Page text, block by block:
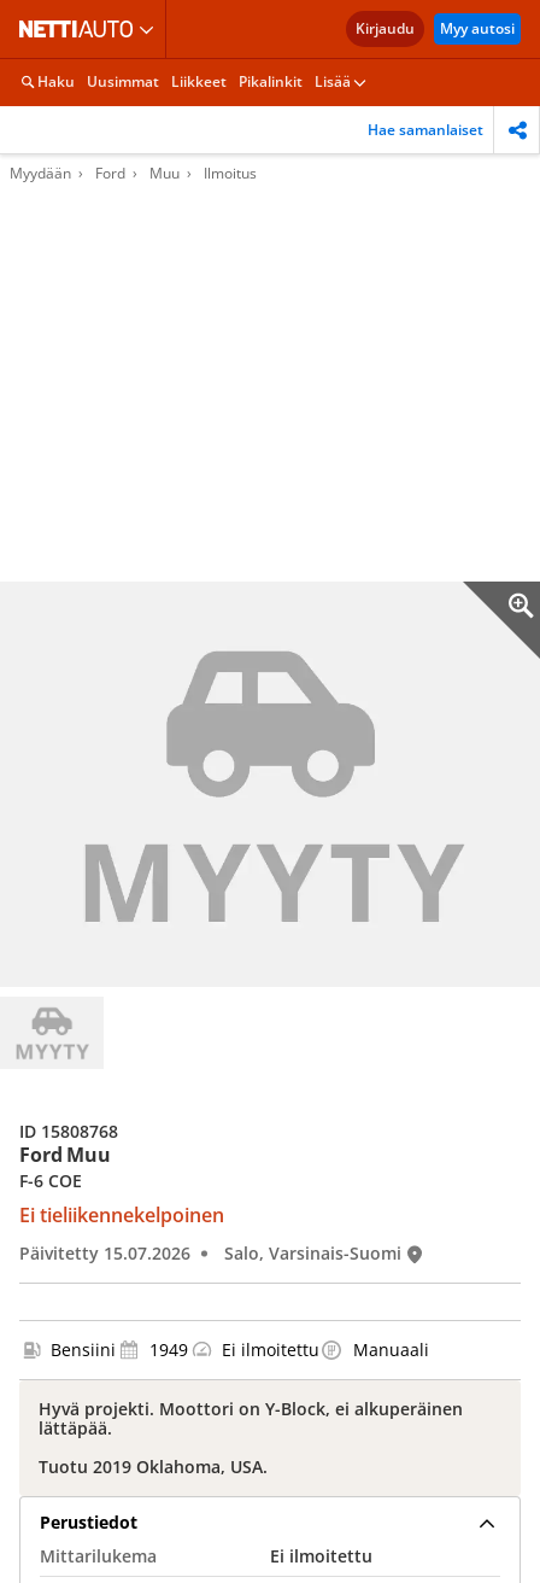
Kirjaudu Myy autosi
Haku Uusimmat Liikkeet Pikalinkit Lisää
Hae samanlaiset
Myydään Ford Muu Ilmoitus
Ford Muu
F-6 COE
Ei tieliikennekelpoinen
Päivitetty 15.07.2026 Salo, Varsinais-Suomi
ID 15808768
Bensiini 1949 Ei ilmoitettu Manuaali
Hyvä projekti. Moottori on Y-Block, ei alkuperäinen
lättäpää.
Tuotu 2019 Oklahoma, USA.
Perustiedot
Mittarilukema
Ei ilmoitettu